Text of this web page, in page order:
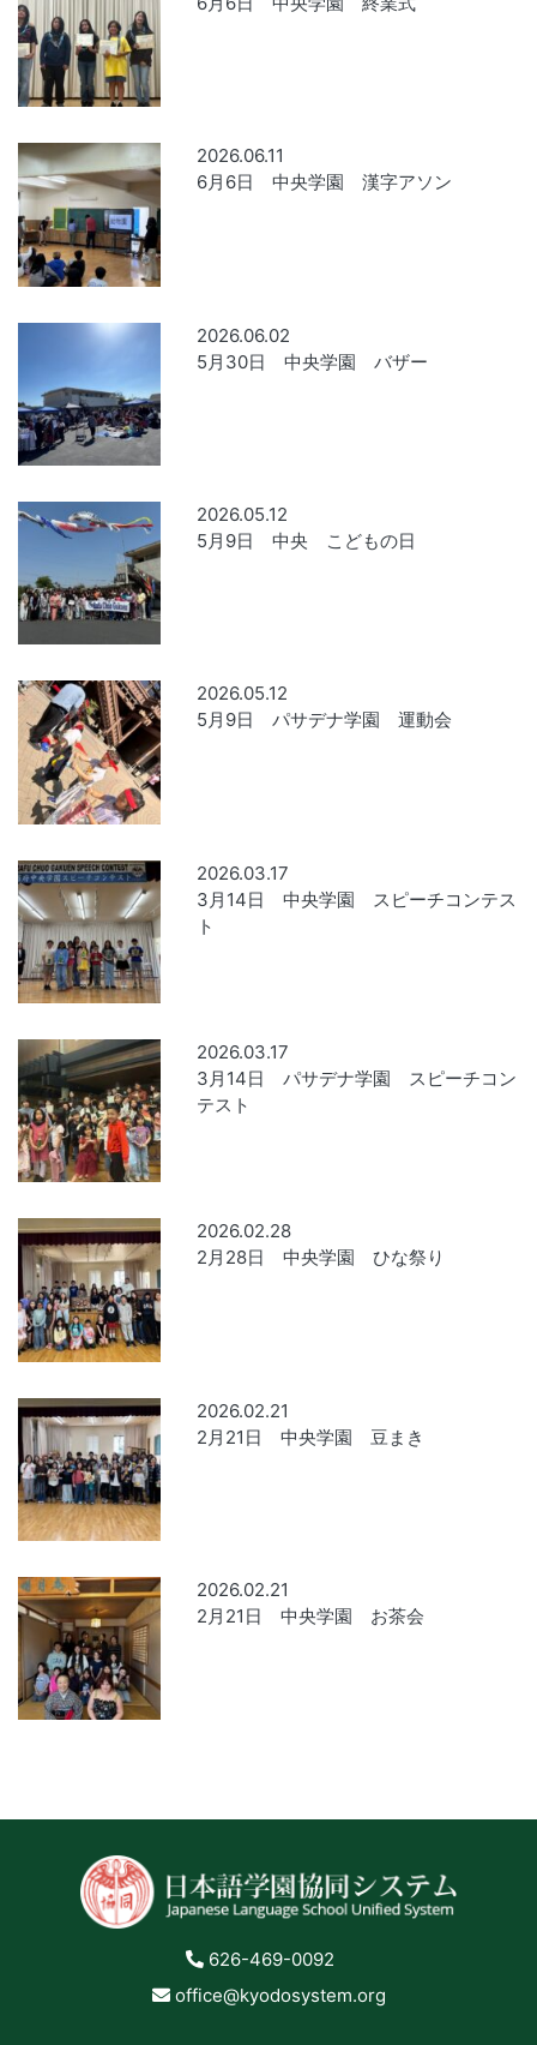
2026.06.11
6月6日 中央学園 漢字アソン
2026.06.02
5月30日 中央学園 バザー
2026.05.12
5月9日 中央 こどもの日
2026.05.12
5月9日 パサデナ学園 運動会
2026.03.17
3月14日 中央学園 スピーチコンテス
ト
2026.03.17
3月14日 パサデナ学園 スピーチコン
テスト
2026.02.28
2月28日 中央学園 ひな祭り
2026.02.21
2月21日 中央学園 豆まき
2026.02.21
2月21日 中央学園 お茶会
626-469-0092
office@kyodosystem.org